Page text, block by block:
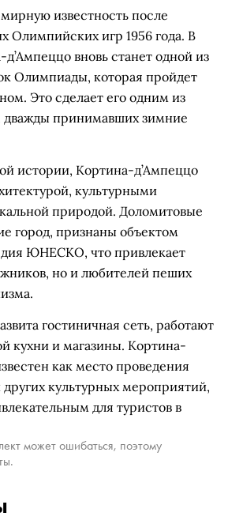
известность после
Олимпийских игр 1956 года. В
вновь станет одной из
Олимпиады, которая пройдет
Это сделает его одним из
дважды принимавших зимние
истории, Кортина-д’Ампеццо
культурными
природой. Доломитовые
город, признаны объектом
ЮНЕСКО, что привлекает
но и любителей пеших
гостиничная сеть, работают
кухни и магазины. Кортина-
как место проведения
культурных мероприятий,
для туристов в
может ошибаться, поэтому